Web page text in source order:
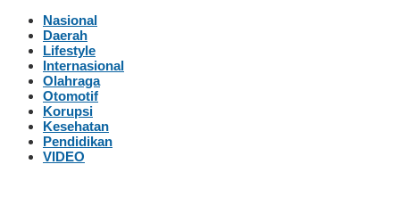
Nasional
Daerah
Lifestyle
Internasional
Olahraga
Otomotif
Korupsi
Kesehatan
Pendidikan
VIDEO